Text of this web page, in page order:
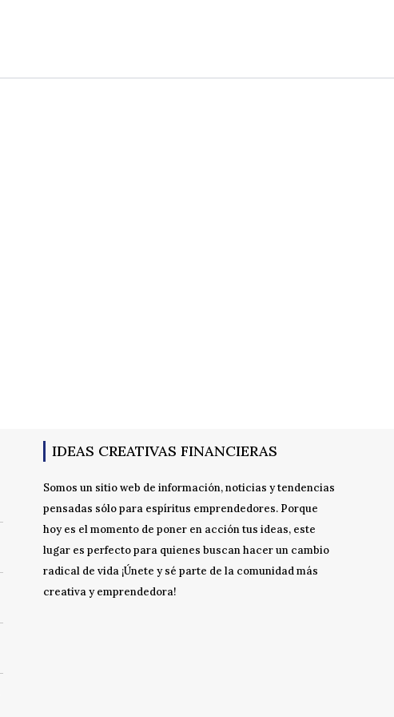
IDEAS CREATIVAS FINANCIERAS
Somos un sitio web de información, noticias y tendencias
pensadas sólo para espíritus emprendedores. Porque
hoy es el momento de poner en acción tus ideas, este
lugar es perfecto para quienes buscan hacer un cambio
radical de vida ¡Únete y sé parte de la comunidad más
creativa y emprendedora!